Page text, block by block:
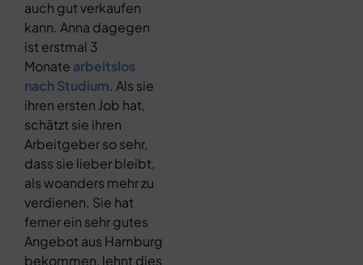
auch gut verkaufen
kann. Anna dagegen
ist erstmal 3
Monate arbeitslos
nach Studium. Als sie
ihren ersten Job hat,
schätzt sie ihren
Arbeitgeber so sehr,
dass sie lieber bleibt,
als woanders mehr zu
verdienen. Sie hat
ferner ein sehr gutes
Angebot aus Hamburg
bekommen, lehnt dies